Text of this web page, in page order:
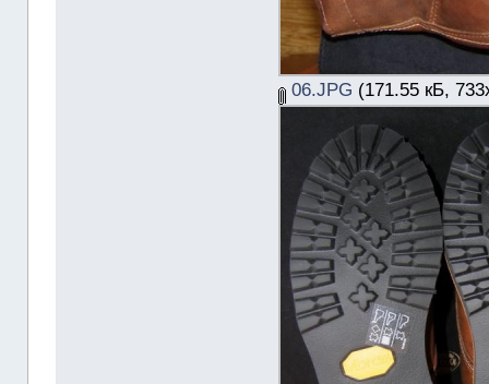
06.JPG (171.55 кБ,